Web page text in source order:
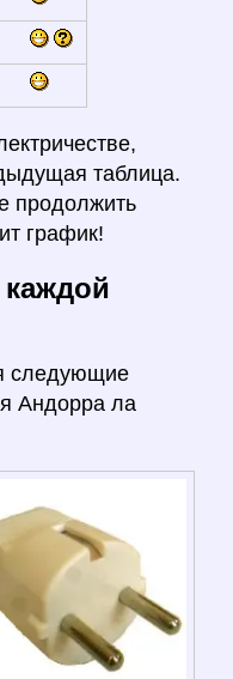
таблица.
продолжить
график!
следующие
Андорра ла